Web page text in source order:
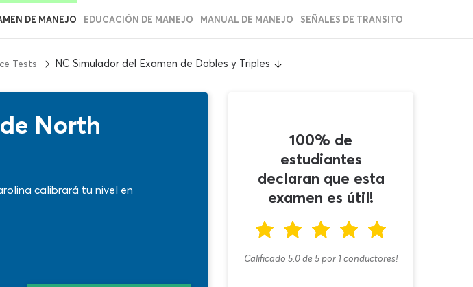
DE MANEJO EDUCACIÓN DE MANEJO MANUAL DE MANEJO SEÑALES DE TRANSITO
Tests NC Simulador del Examen de Dobles y Triples
North
calibrará tu nivel en
100% de
estudiantes
declaran que esta
examen es útil!
Calificado 5.0de5 por 1conductores!